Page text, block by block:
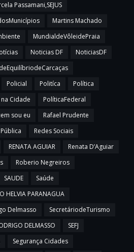
Passamani,SEJUS
Martins Machado
MundialdeVôleidePraia
Noticias DF
NoticiasDF
Policial Politíca
Política
Cidade
PolíticaFederal
sou eu
Rafael Prudente
Redes Sociais
RENATA AGUIAR
Renata D’Aguiar
Roberio Negreiros
SAUDE
Saúde
HELVIA PARANAGUA
Delmasso
SecretáriodeTurismo
DELMASSO
SEFJ
Segurança Cidades